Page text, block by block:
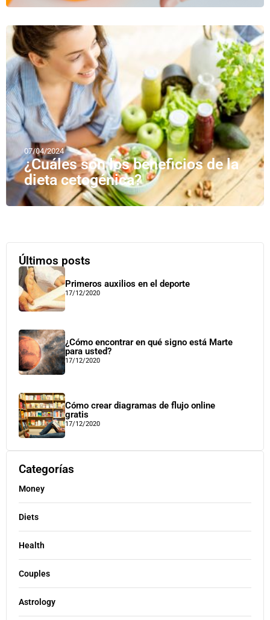
07/04/2024
¿Cuáles son los beneficios de la
dieta cetogénica?
Últimos posts
Primeros auxilios en el deporte
17/12/2020
¿Cómo encontrar en qué signo está Marte
para usted?
17/12/2020
Cómo crear diagramas de flujo online
gratis
17/12/2020
Categorías
Money
Diets
Health
Couples
Astrology